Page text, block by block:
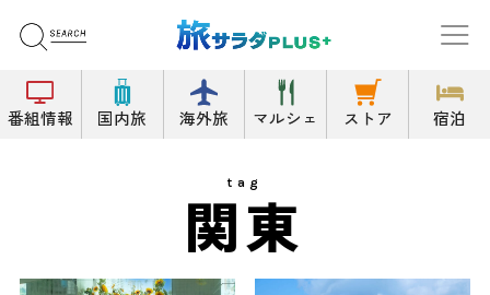
番組情報 国内旅 海外旅 マルシェ ストア 宿泊
tag
関東